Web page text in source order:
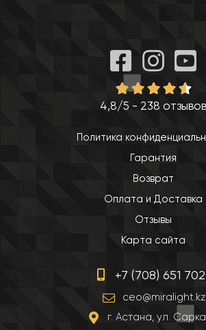
4,8/5 - 238 отзывов
Политика
Гарантия
Возврат
Оплата и Доставка
Отзывы
Карта сайта
+7 (708) 651
ceo@miralight.kz
г. Астана, ул.